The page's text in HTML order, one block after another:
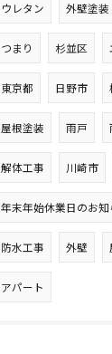
ウレタン 外壁塗装
つまり 杉並区
東京都 日野市
屋根塗装 雨戸
解体工事 川崎市
年末年始休業日のお知
防水工事 外壁
アパート